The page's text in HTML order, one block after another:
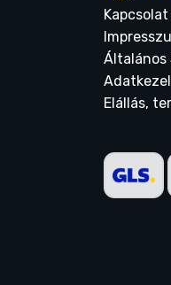
Általános
Elállás,